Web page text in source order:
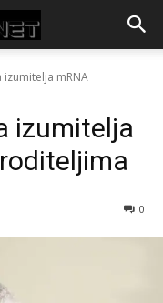
mRNA
izumitelja
0